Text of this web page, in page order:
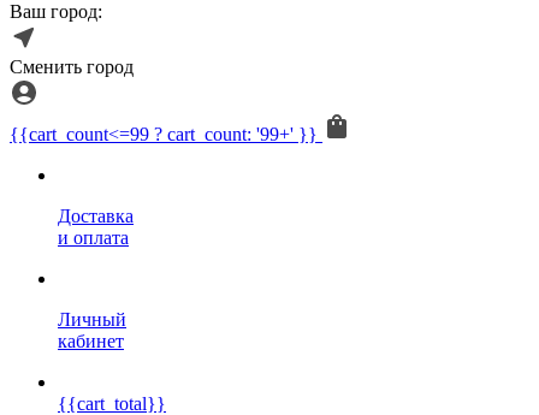
Ваш город:
Сменить город
{{cart_count<=99 ? cart_count: '99+' }}
Доставка
и оплата
Личный
кабинет
{{cart_total}}